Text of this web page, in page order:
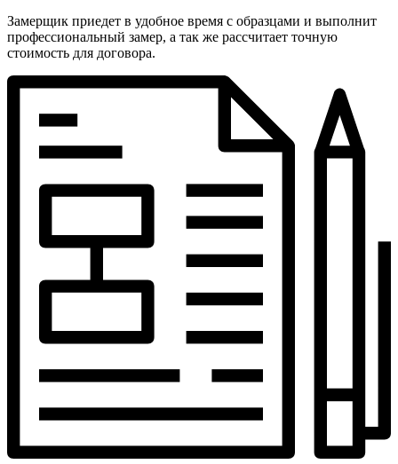
Замерщик приедет в удобное время с образцами и выполнит
профессиональный замер, а так же рассчитает точную
стоимость для договора.